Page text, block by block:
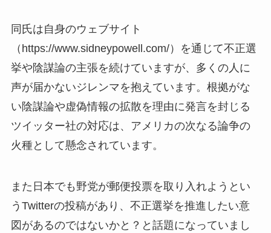
同氏は自身のウェブサイト
（https://www.sidneypowell.com/）を通じて不正選
挙や陰謀論の主張を続けていますが、多くの人に
声が届かないジレンマを抱えています。根拠がな
い陰謀論や虚偽情報の拡散を理由に発言を封じる
ツイッター社の対応は、アメリカの次なる論争の
火種として懸念されています。
また日本でも野党が郵便投票を取り入れようとい
うTwitterの投稿があり、不正選挙を推進したい意
図があるのではないかと？と話題になっていまし